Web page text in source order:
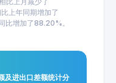
上年同期增加了
增加了88.20%。
及进出口差额统计分